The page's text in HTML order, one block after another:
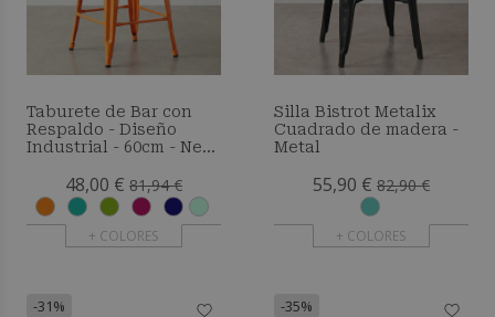
Taburete de Bar con
Respaldo - Diseño
Industrial - 60cm - New
48,00 € 81,94 €
+ COLORES
Silla Bistrot Metalix
Cuadrado de madera -
Metal
55,90 € 82,90 €
+ COLORES
-31% -35%